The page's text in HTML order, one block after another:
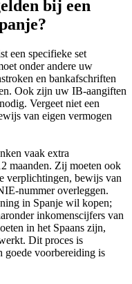
bij een
een specifieke set
onder andere uw
en bankafschriften
Ook zijn uw IB-aangiften
Vergeet niet een
van eigen vermogen
vaak extra
maanden. Zij moeten ook
verplichtingen, bewijs van
nummer overleggen.
in Spanje wil kopen;
inkomenscijfers van
in het Spaans zijn,
Dit proces is
goede voorbereiding is